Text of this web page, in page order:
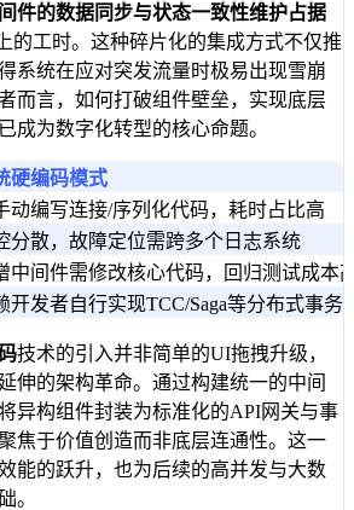
件的数据同步与状态一致性维护占据
的工时。这种碎片化的集成方式不仅推
系统在应对突发流量时极易出现雪崩
而言，如何打破组件壁垒，实现底层
成为数字化转型的核心命题。
硬编码模式
动编写连接/序列化代码，耗时占比高
分散，故障定位需跨多个日志系统
中间件需修改核心代码，回归测试成本
开发者自行实现TCC/Saga等分布式事务
技术的引入并非简单的UI拖拽升级，
伸的架构革命。通过构建统一的中间
异构组件封装为标准化的API网关与事
焦于价值创造而非底层连通性。这一
能的跃升，也为后续的高并发与大数
。